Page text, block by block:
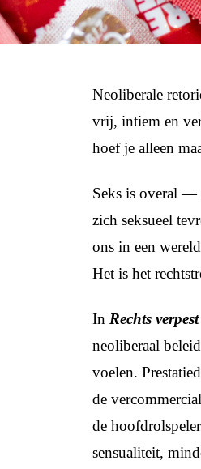
Neoliberale
vrij, intiem en
hoef je alleen
Seks is overal —
zich seksueel
ons in een
Het is het
In Rechts
neoliberaal
voelen.
de
de
sensualiteit,